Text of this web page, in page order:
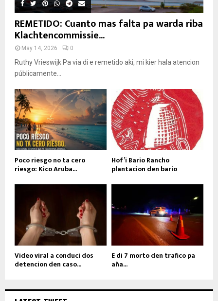
REMETIDO: Cuanto mas falta pa warda riba
Klachtencommissie...
May 14, 2026 0
Ruthy Vrieswijk Pa via di e remetido aki, mi kier hala atencion
públicamente...
Poco riesgo no ta cero
riesgo: Kico Aruba...
Hof’i Bario Rancho
plantacion den bario
Video viral a conduci dos
detencion den caso...
E di 7 morto den trafico pa
aña...